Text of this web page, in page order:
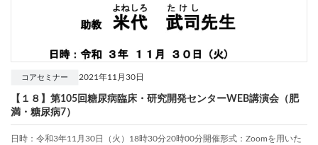
2021年11月30日
コアセミナー
【１８】第105回糖尿病臨床・研究開発センターWEB講演会（肥
満・糖尿病7）
日時：令和3年11月30日（火）18時30分20時00分開催形式：Zoomを用いた